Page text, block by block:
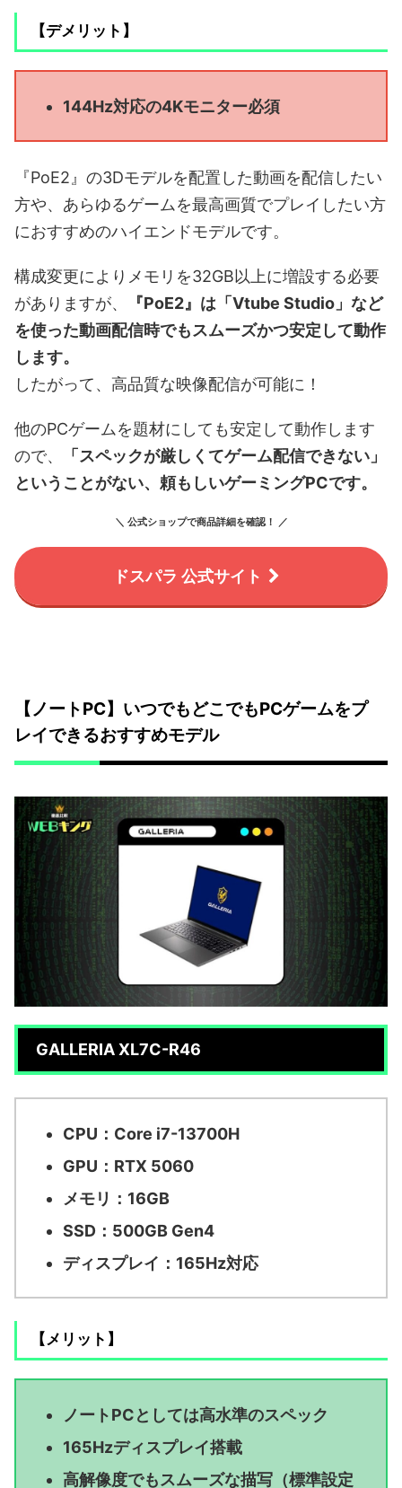
【デメリット】
144Hz対応の4Kモニター必須
『PoE2』の3Dモデルを配置した動画を配信したい
方や、あらゆるゲームを最高画質でプレイしたい方
におすすめのハイエンドモデルです。
構成変更によりメモリを32GB以上に増設する必要
がありますが、
『PoE2』は「Vtube Studio」など
を使った動画配信時でもスムーズかつ安定して動作
します。
したがって、高品質な映像配信が可能に！
他のPCゲームを題材にしても安定して動作します
ので、
「スペックが厳しくてゲーム配信できない」
ということがない、頼もしいゲーミングPCです。
＼ 公式ショップで商品詳細を確認！ ／
ドスパラ 公式サイト
【ノートPC】いつでもどこでもPCゲームをプ
レイできるおすすめモデル
GALLERIA XL7C-R46
CPU：Core i7-13700H
GPU：RTX 5060
メモリ：16GB
SSD：500GB Gen4
ディスプレイ：165Hz対応
【メリット】
ノートPCとしては高水準のスペック
165Hzディスプレイ搭載
高解像度でもスムーズな描写（標準設定